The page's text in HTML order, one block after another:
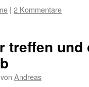
| 2 Kommentare
treffen und
von Andreas